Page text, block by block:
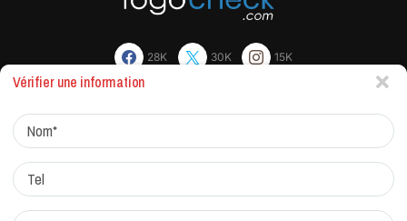
28K 30K 15K
Protocole de correction
Vérifier une information